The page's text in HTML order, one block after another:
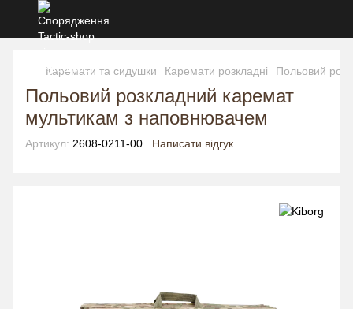
Каремати та сидушки Каремати розкладні Польовий
Польовий розкладний каремат
мультикам з наповнювачем
Артикул: 2608-0211-00 Написати відгук